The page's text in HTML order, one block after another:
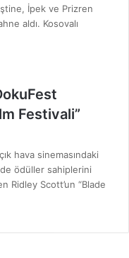
İpek ve Prizren
aldı. Kosovalı
Festivali”
hava sinemasındaki
ödüller sahiplerini
Ridley Scott’un “Blade